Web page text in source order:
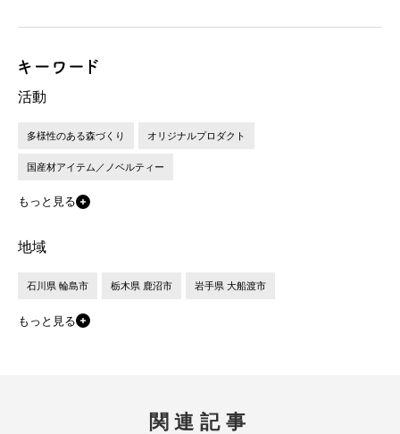
活動
多様性のある森づくり オリジナルプロダクト
国産材アイテム／ノベルティー
もっと見る
地域
石川県 輪島市 栃木県 鹿沼市 岩手県 大船渡市
もっと見る
関連記事